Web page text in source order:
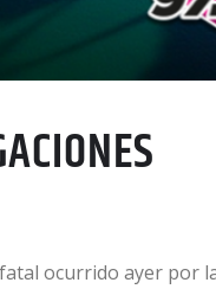
ocurrido ayer por